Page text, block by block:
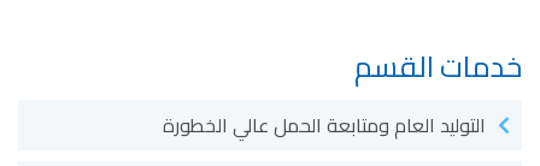
خدمات القسم
التوليد العام ومتابعة الحمل عالي الخطورة